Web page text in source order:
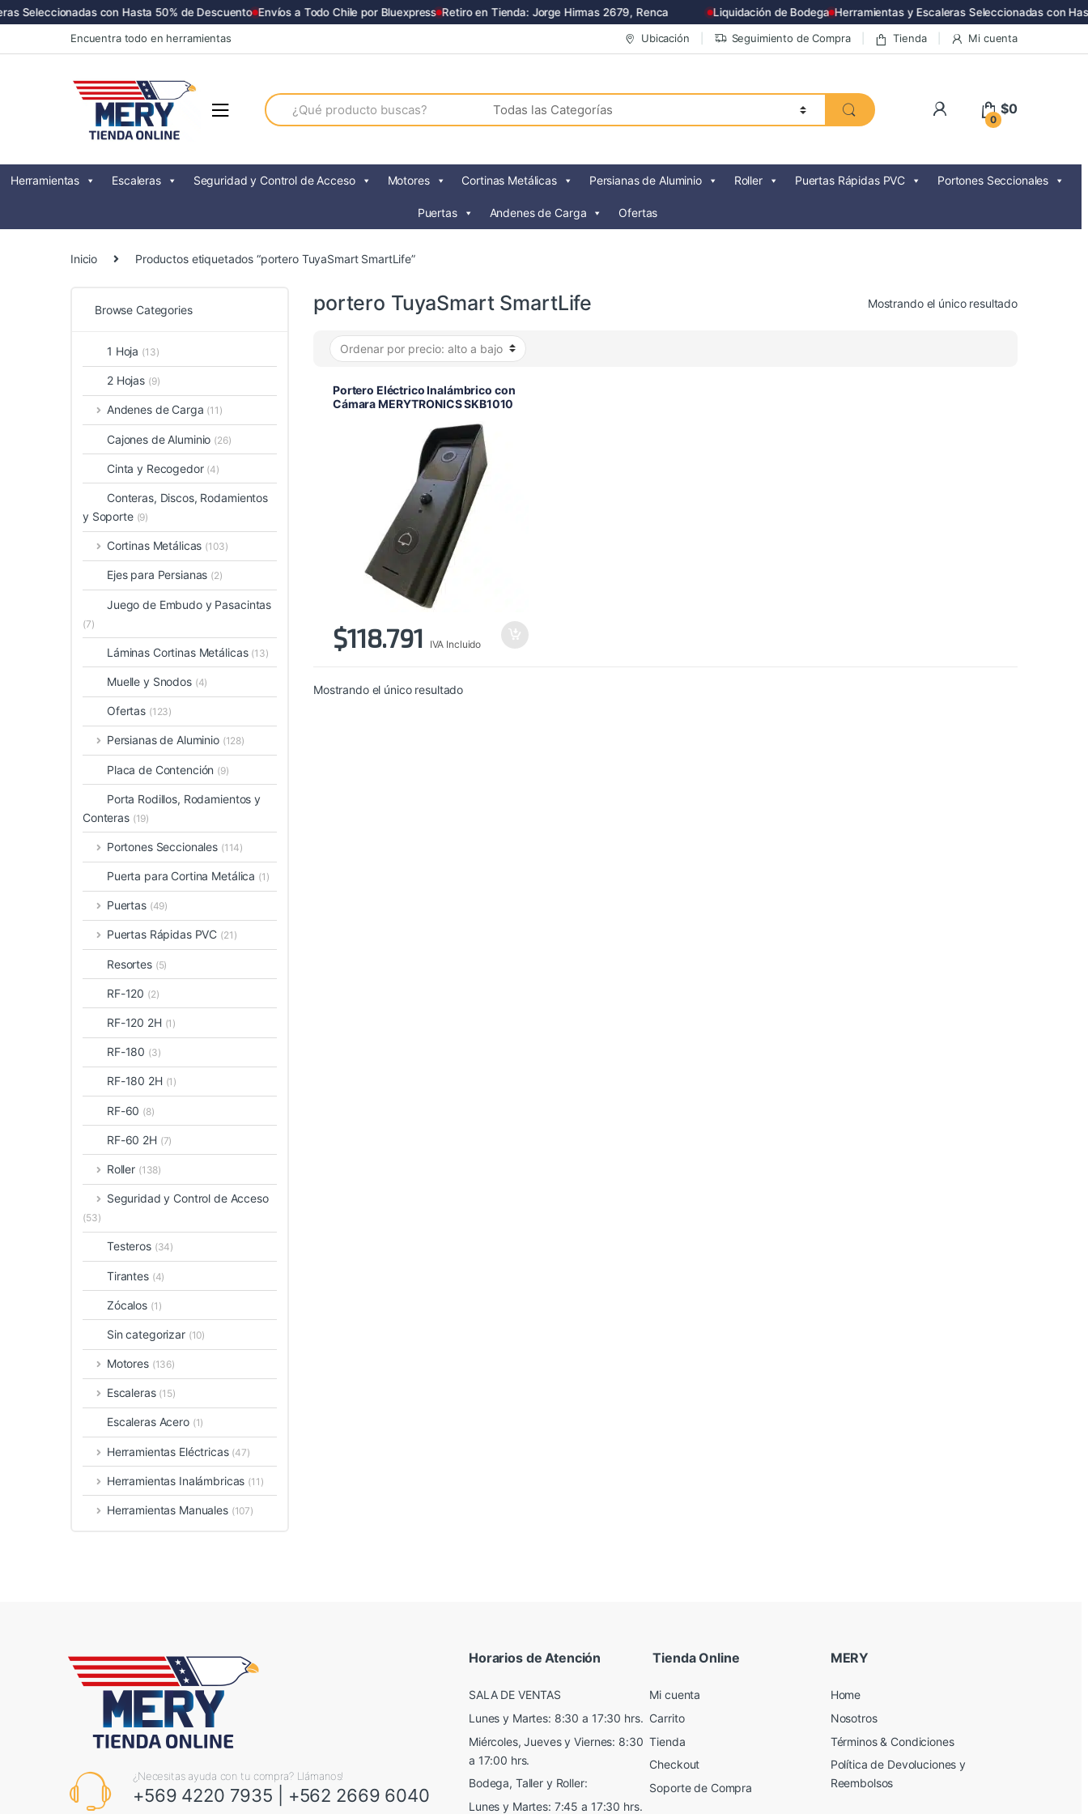
Seleccionadas con Hasta 50% de Descuento Envíos a Todo Chile por Bluexpress Retiro en Tienda: Jorge Hirmas 2679, Renca Liquidación de Bodega Herramientas y Escaleras Seleccionadas con
to
to
Encuentra todo en herramientas Ubicación Seguimiento de Compra Tienda Mi cuenta
Search
for:
0
$0
Herramientas Escaleras Seguridad y Control de Acceso Motores Cortinas Metálicas Persianas de Aluminio Roller Puertas Rápidas PVC Portones Seccionales
Puertas Andenes de Carga Ofertas
Inicio Productos etiquetados “portero TuyaSmart SmartLife”
portero TuyaSmart SmartLife Mostrando el único resultado
Portero Eléctrico Inalámbrico con
Cámara MERYTRONICS SKB1010
$118.791 IVA Incluido
Mostrando el único resultado
Browse Categories
1 Hoja (13)
2 Hojas (9)
Andenes de Carga (11)
Cajones de Aluminio (26)
Cinta y Recogedor (4)
Conteras, Discos, Rodamientos
y Soporte (9)
Cortinas Metálicas (103)
Ejes para Persianas (2)
Juego de Embudo y Pasacintas
(7)
Láminas Cortinas Metálicas (13)
Muelle y Snodos (4)
Ofertas (123)
Persianas de Aluminio (128)
Placa de Contención (9)
Porta Rodillos, Rodamientos y
Conteras (19)
Portones Seccionales (114)
Puerta para Cortina Metálica (1)
Puertas (49)
Puertas Rápidas PVC (21)
Resortes (5)
RF-120 (2)
RF-120 2H (1)
RF-180 (3)
RF-180 2H (1)
RF-60 (8)
RF-60 2H (7)
Roller (138)
Seguridad y Control de Acceso
(53)
Testeros (34)
Tirantes (4)
Zócalos (1)
Sin categorizar (10)
Motores (136)
Escaleras (15)
Escaleras Acero (1)
Herramientas Eléctricas (47)
Herramientas Inalámbricas (11)
Herramientas Manuales (107)
¿Necesitas ayuda con tu compra? Llámanos!
+569 4220 7935 +562 2669 6040
Horarios de Atención
SALA DE VENTAS
Lunes y Martes: 8:30 a 17:30 hrs.
Miércoles, Jueves y Viernes: 8:30
a 17:00 hrs.
Bodega, Taller y Roller:
Lunes y Martes: 7:45 a 17:30 hrs.
Tienda Online
Mi cuenta
Carrito
Tienda
Checkout
Soporte de Compra
MERY
Home
Nosotros
Términos & Condiciones
Política de Devoluciones y
Reembolsos